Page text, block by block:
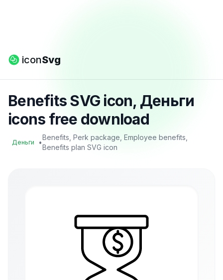
iconSvg
Benefits SVG icon, Деньги
icons free download
Деньги •
Benefits, Perk package, Employee benefits,
Benefits plan SVG icon